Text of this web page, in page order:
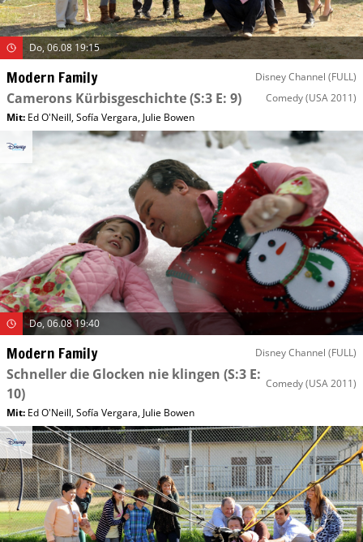
Do, 06.08 19:15
Modern Family Disney Channel (FULL)
Camerons Kürbisgeschichte(S:3 E: 9) Comedy(USA 2011)
Mit: Ed O'Neill,Sofía Vergara, Julie Bowen
Do, 06.08 19:40
Modern Family Disney Channel (FULL)
Schneller die Glocken nie klingen (S:3 E:
10)
Comedy(USA 2011)
Mit: Ed O'Neill,Sofía Vergara, Julie Bowen